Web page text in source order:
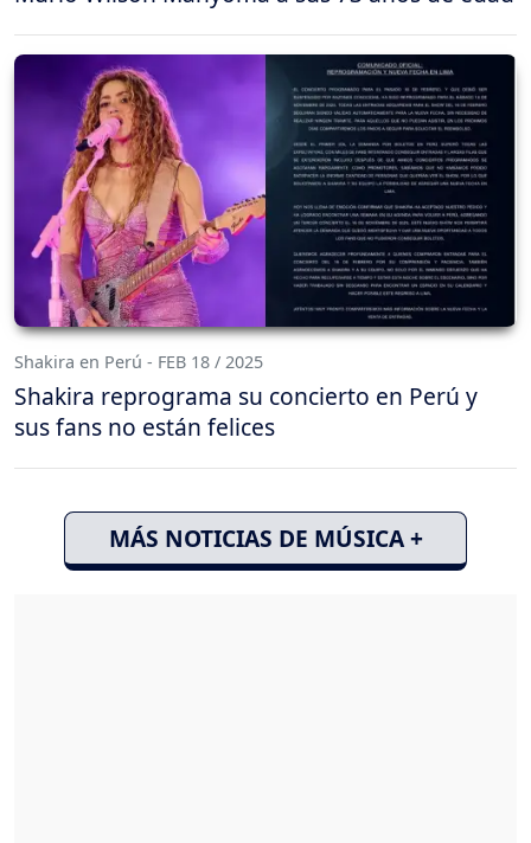
Shakira en Perú - FEB 18 / 2025
Shakira reprograma su concierto en Perú y
sus fans no están felices
MÁS NOTICIAS DE MÚSICA +